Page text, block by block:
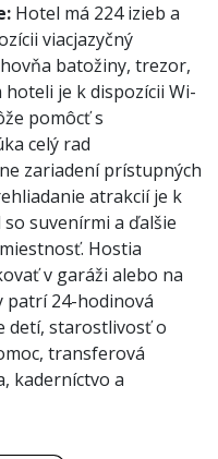
Hotel má 224 izieb a
viacjazyčný
batožiny, trezor,
je k dispozícii Wi-
pomôcť s
celý rad
zariadení prístupných
atrakcií je k
suvenírmi a ďalšie
Hostia
v garáži alebo na
patrí 24-hodinová
detí, starostlivosť o
transferová
kaderníctvo a